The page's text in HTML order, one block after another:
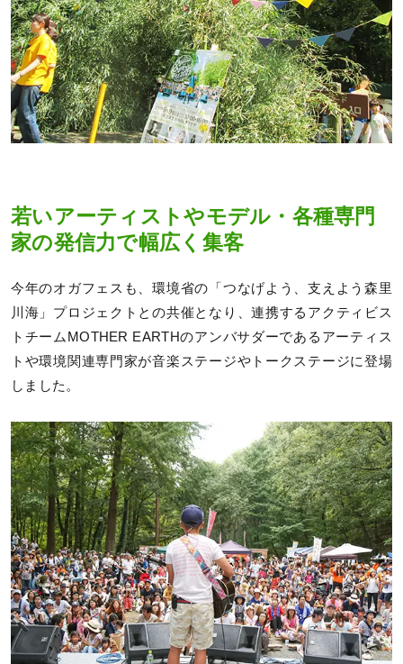
若いアーティストやモデル・各種専門
家の発信力で幅広く集客
今年のオガフェスも、環境省の「つなげよう、支えよう森里
川海」プロジェクトとの共催となり、連携するアクティビス
トチームMOTHER EARTHのアンバサダーであるアーティス
トや環境関連専門家が音楽ステージやトークステージに登場
しました。